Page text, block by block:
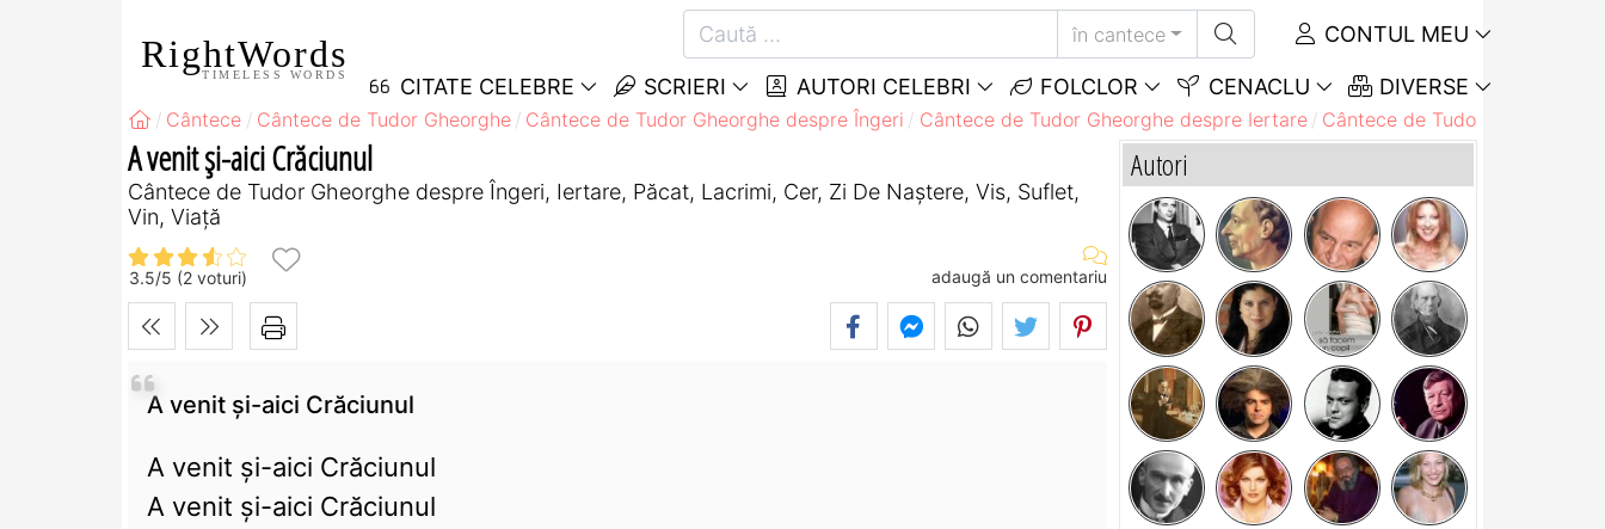
RightWords
TIMELESS WORDS
în cantece CONTUL MEU
CITATE CELEBRE SCRIERI AUTORI CELEBRI FOLCLOR CENACLU DIVERSE
Cântece Cântece de Tudor Gheorghe Cântece de Tudor Gheorghe despre Îngeri Cântece de Tudor Gheorghe despre Iertare Cântece de Tudor Gheorghe
A venit şi-aici Crăciunul
Cântece de Tudor Gheorghe despre Îngeri, Iertare, Păcat, Lacrimi, Cer, Zi De Naștere, Vis, Suflet,
Vin, Viață
3.5/5 (2 voturi) adaugă un comentariu
A venit şi-aici Crăciunul
A venit şi-aici Crăciunul
A venit şi-aici Crăciunul
Autori